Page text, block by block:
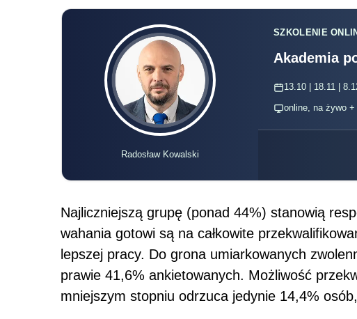
Radosław Kowalski
SZKOLENIE
Akademia
13.10 | 18.11 |
online, na żywo +
Najliczniejszą grupę (ponad 44%) stanowią
wahania gotowi są na całkowite
lepszej pracy. Do grona umiarkowanych
prawie 41,6% ankietowanych. Możliwość
mniejszym stopniu odrzuca jedynie 14,4%